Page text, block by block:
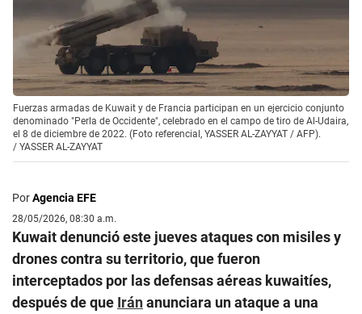
Fuerzas armadas de Kuwait y de Francia participan en un ejercicio conjunto
denominado "Perla de Occidente", celebrado en el campo de tiro de Al-Udaira,
el 8 de diciembre de 2022. (Foto referencial, YASSER AL-ZAYYAT / AFP).
/ YASSER AL-ZAYYAT
PorAgencia EFE
28/05/2026, 08:30 a.m.
Kuwait denunció este jueves ataques con misiles y
drones contra su territorio, que fueron
interceptados por las defensas aéreas kuwaitíes,
después de que Iránanunciara un ataque a una